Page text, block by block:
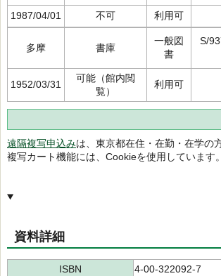
1987/04/01 不可 利用可
多摩 書庫
一般図
書
S/
1952/03/31
可能（館内閲
覧）
利用可
遠隔複写申込みは、東京都在住・在勤・在学の
複写カート機能には、Cookieを使用していま
資料詳細
ISBN
4-00-322092-7